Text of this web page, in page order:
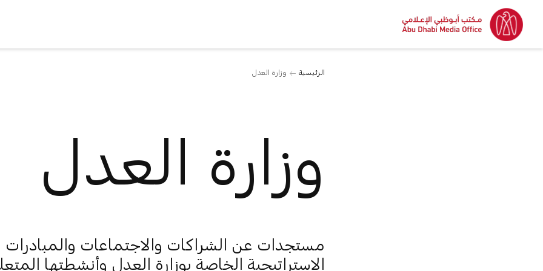
الرئيسية وزارة العدل
وزارة العدل
مستجدات عن الشراكات والاجتماعات والمبادرات
الاستراتيجية الخاصة بوزارة العدل وأنشطتها